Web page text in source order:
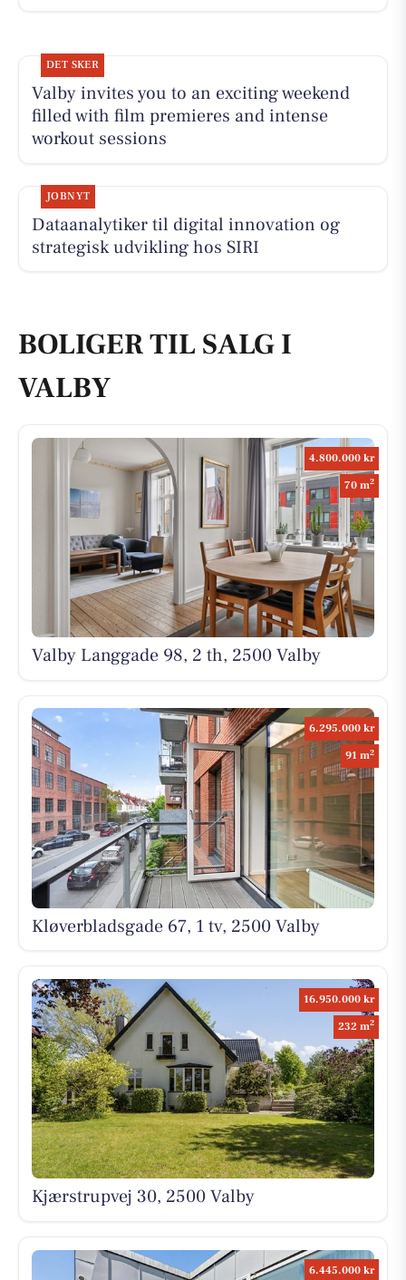
DET SKER
Valby invites you to an exciting weekend
filled with film premieres and intense
workout sessions
JOBNYT
Dataanalytiker til digital innovation og
strategisk udvikling hos SIRI
BOLIGER TIL SALG I
VALBY
4.800.000 kr
70 m2
Valby Langgade 98, 2 th, 2500 Valby
6.295.000 kr
91 m2
Kløverbladsgade 67, 1 tv, 2500 Valby
16.950.000 kr
232 m2
Kjærstrupvej 30, 2500 Valby
6.445.000 kr